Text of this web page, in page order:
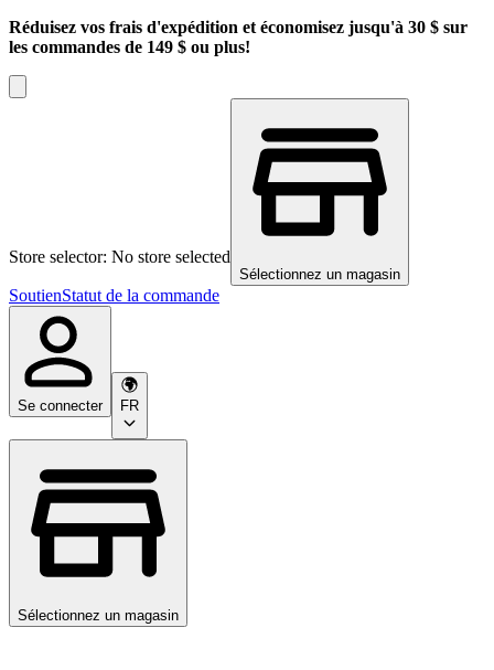
Réduisez vos frais d'expédition et économisez jusqu'à 30 $ sur
les commandes de 149 $ ou plus!
Store selector: No store selected
Sélectionnez un magasin
SoutienStatut de la commande
Se connecter FR
Sélectionnez un magasin